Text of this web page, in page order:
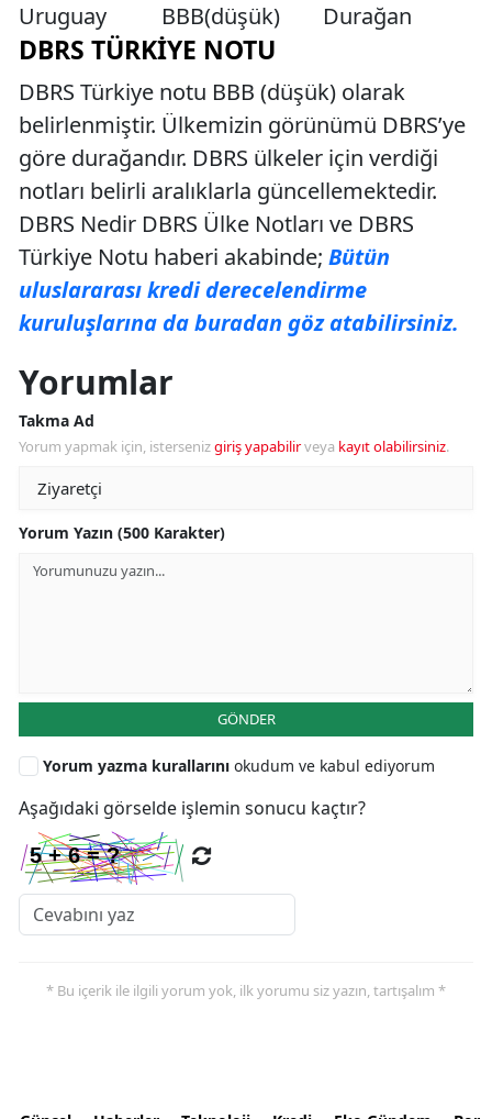
Uruguay
BBB(düşük) Durağan
DBRS TÜRKIYE NOTU
DBRS Türkiye notu BBB (düşük) olarak
belirlenmiştir. Ülkemizin görünümü DBRS’ye
göre durağandır. DBRS ülkeler için verdiği
notları belirli aralıklarla güncellemektedir.
DBRS Nedir DBRS Ülke Notları ve DBRS
Türkiye Notu haberi akabinde; Bütün
uluslararası kredi derecelendirme
kuruluşlarına da buradan göz atabilirsiniz.
Yorumlar
Takma Ad
Yorum yapmak için, istersenizgiriş yapabilirveya kayıt olabilirsiniz.
Yorum Yazın (500 Karakter)
GÖNDER
Yorum yazma kurallarını okudum ve kabul ediyorum
Aşağıdaki görselde işlemin sonucu kaçtır?
* Bu içerik ile ilgili yorum yok, ilk yorumu siz yazın, tartışalım *